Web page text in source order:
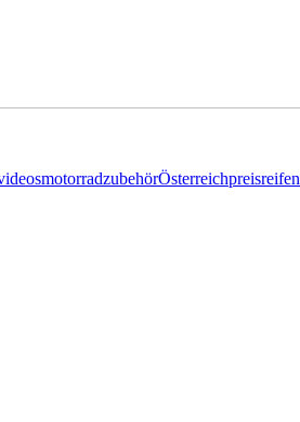
motorradzubehörÖsterreichpreisreifen